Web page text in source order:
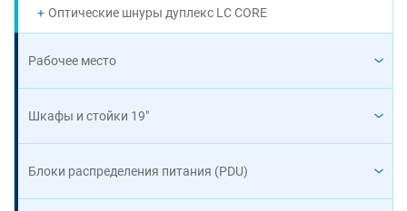
Оптические шнуры дуплекс LC CORE
Рабочее место
Шкафы и стойки 19"
Блоки распределения питания (PDU)